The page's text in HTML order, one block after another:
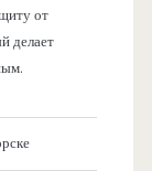
от
делает